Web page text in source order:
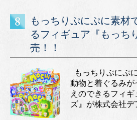
もっちりぷにぷに素材
るフィギュア『もっち
売！！
もっちりぷにぷ
動物と着ぐるみ
えのできるフィ
ズ』が株式会社デ